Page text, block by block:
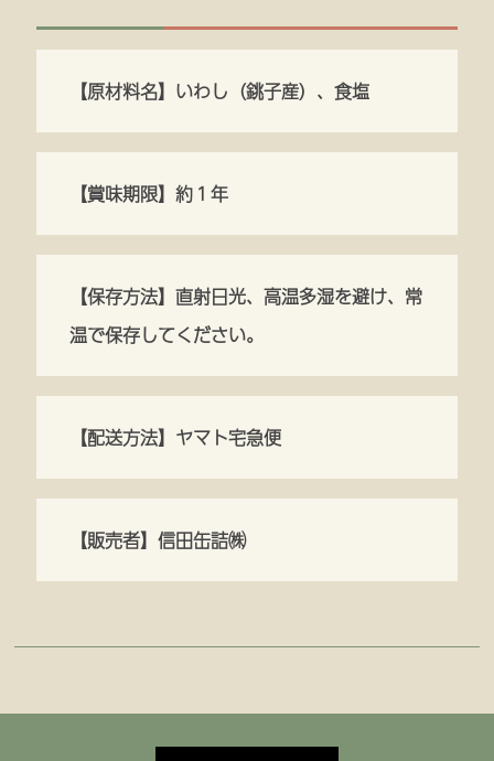
【原材料名】いわし（銚子産）、食塩
【賞味期限】約１年
【保存方法】直射日光、高温多湿を避け、常
温で保存してください。
【配送方法】ヤマト宅急便
【販売者】信田缶詰㈱